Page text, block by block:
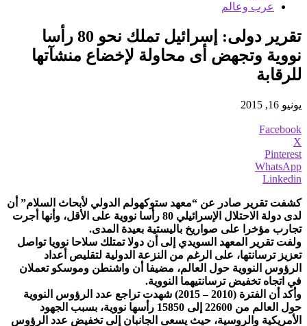
عرب وعالم
تقرير دولى: إسرائيل تملك نحو 80 رأسا
نووية وتجهض أى محاولة لإخضاع منشآتها
للرقابة
يونيو 16, 2015
Facebook
X
Pinterest
WhatsApp
Linkedin
كشفت تقرير صادر عن “معهد ستوكهولم الدولي لأبحاث السلام” أن
لدى دولة الاحتلال الإسرائيلي 80 رأسا نووية على الأقل، وأنها أجرت
تجارب مؤخرا على صواريخ باليستية بعيدة المدى.
ولفت تقرير المعهد السويدي إلى أن دولا تمتلك سلاحا نوويا تواصل
تعزيز ترسانتها، على الرغم من النزعة الدولية لتقليص أعداد
الرؤوس النووية حول العالم، مضيفا أن واشنطن وموسكو تعملان
في اتجاه تخفيض ترسانتيهما النووية.
وأكد أن الفترة (2010 – 2015) شهدت تراجع عدد الرؤوس النووية
حول العالم من 22600 إلى 15850 رأسها نووية، بسبب الجهود
الأمريكية والروسية، حيث يسعى الجانبان إلى تخفيض عدد الرؤوس